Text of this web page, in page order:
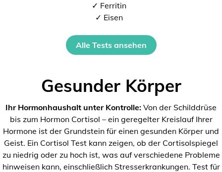
✓ Ferritin
✓ Eisen
Alle Tests ansehen
Gesunder Körper
Ihr Hormonhaushalt unter Kontrolle: Von der Schilddrüse
bis zum Hormon Cortisol – ein geregelter Kreislauf Ihrer
Hormone ist der Grundstein für einen gesunden Körper und
Geist. Ein Cortisol Test kann zeigen, ob der Cortisolspiegel
zu niedrig oder zu hoch ist, was auf verschiedene Probleme
hinweisen kann, einschließlich Stresserkrankungen. Test für